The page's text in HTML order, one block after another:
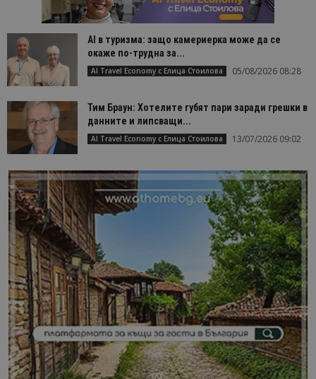
AI в туризма: защо камериерка може да се
окаже по-трудна за...
AI Travel Economy с Елица Стоилова 05/08/2026 08:28
Тим Браун: Хотелите губят пари заради грешки в
данните и липсващи...
AI Travel Economy с Елица Стоилова 13/07/2026 09:02